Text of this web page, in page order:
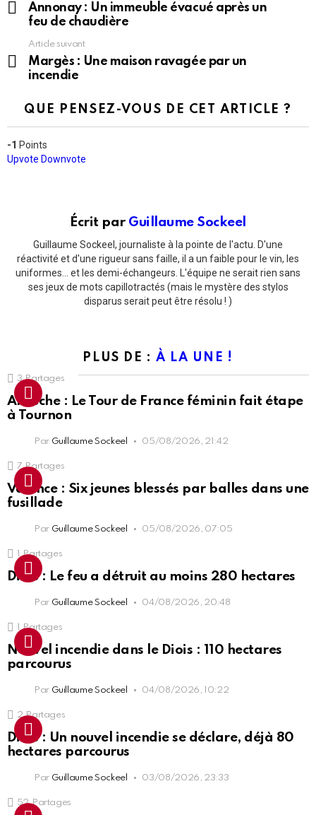
voir Annonay : Un immeuble évacué après un
feu de chaudière
Article suivant
Margès : Une maison ravagée par un
incendie
QUE PENSEZ-VOUS DE CET ARTICLE ?
-1 Points
Upvote Downvote
Écrit par Guillaume Sockeel
Guillaume Sockeel, journaliste à la pointe de l'actu. D'une
réactivité et d'une rigueur sans faille, il a un faible pour le vin, les
uniformes... et les demi-échangeurs. L'équipe ne serait rien sans
ses jeux de mots capillotractés (mais le mystère des stylos
disparus serait peut être résolu ! )
PLUS DE : À LA UNE !
3 Partages
Ardèche : Le Tour de France féminin fait étape
à Tournon
Par Guillaume Sockeel 05/08/2026, 21:42
7 Partages
Valence : Six jeunes blessés par balles dans une
fusillade
Par Guillaume Sockeel 05/08/2026, 07:05
1 Partages
Diois : Le feu a détruit au moins 280 hectares
Par Guillaume Sockeel 04/08/2026, 20:48
1 Partages
Nouvel incendie dans le Diois : 110 hectares
parcourus
Par Guillaume Sockeel 04/08/2026, 10:22
2 Partages
Diois : Un nouvel incendie se déclare, déjà 80
hectares parcourus
Par Guillaume Sockeel 03/08/2026, 23:33
52 Partages